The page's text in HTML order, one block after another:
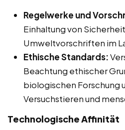
Regelwerke und
Einhaltung von
Umweltvorschriften im
Ethische Standards:
Beachtung ethischer
biologischen Forschung
Versuchstieren und
Technologische Affinität